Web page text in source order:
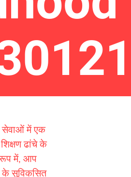
सेवाओं में एक
ढांचे के
रूप में, आप
के सुविकसित